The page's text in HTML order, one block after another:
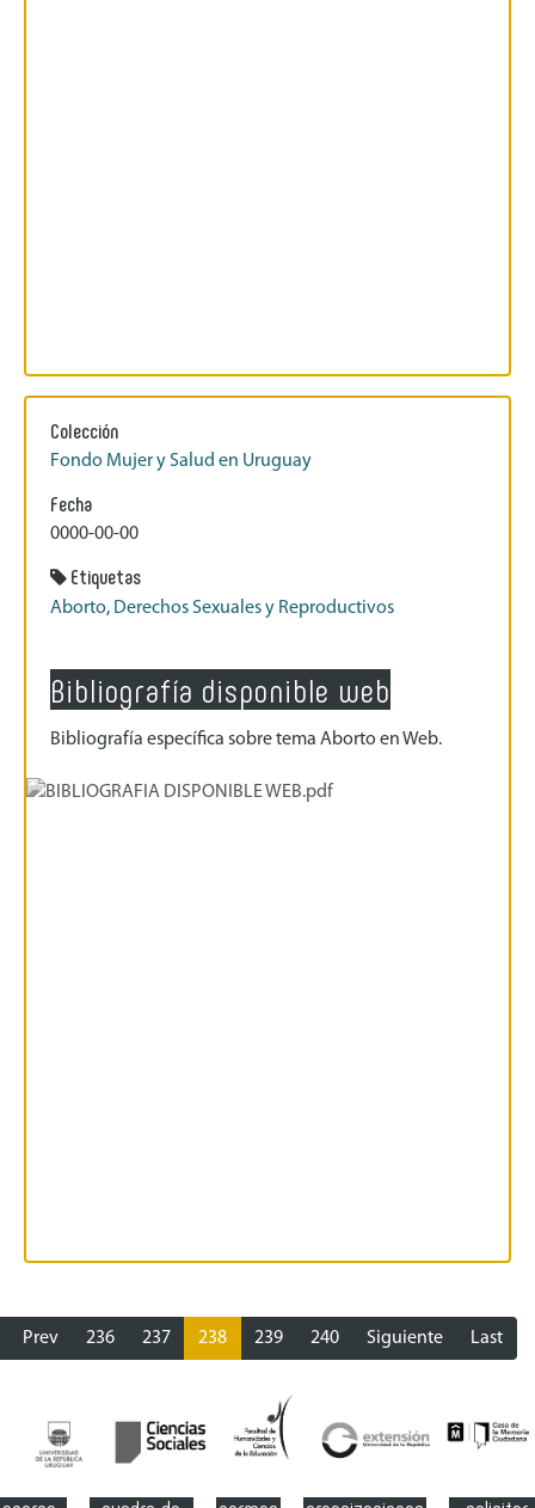
Colección
Fondo Mujer y Salud en Uruguay
Fecha
0000-00-00
Etiquetas
Aborto, Derechos Sexuales y Reproductivos
Bibliografía disponible web
Bibliografía específica sobre tema Aborto en Web.
Prev 236 237 238 239 240 Siguiente Last